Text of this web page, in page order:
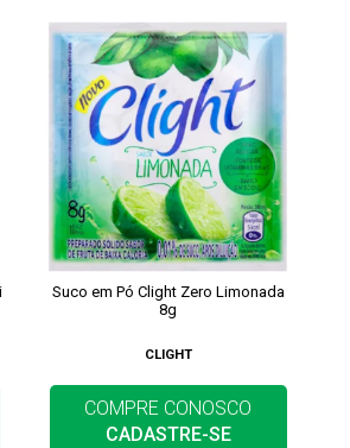
Suco em Pó Clight Zero Limonada
8g
CLIGHT
COMPRE CONOSCO
CADASTRE-SE